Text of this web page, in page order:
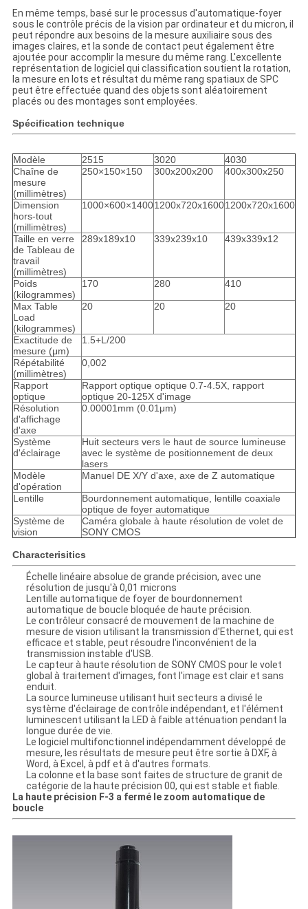
En même temps, basé sur le processus d'automatique-foyer
sous le contrôle précis de la vision par ordinateur et du micron, il
peut répondre aux besoins de la mesure auxiliaire sous des
images claires, et la sonde de contact peut également être
ajoutée pour accomplir la mesure du même rang. L'excellente
représentation de logiciel qui classification soutient la rotation,
la mesure en lots et résultat du même rang spatiaux de SPC
peut être effectuée quand des objets sont aléatoirement
placés ou des montages sont employées.
Spécification technique
Modèle 2515 3020
4030
Chaîne de
mesure
(millimètres)
250×150×150 300x200x200 400x300x250
Dimension
hors-tout
(millimètres)
1000×600×14001200x720x16001200x720x1600
Taille en verre
de Tableau de
travail
(millimètres)
289x189x10 339x239x10 439x339x12
Poids
(kilogrammes)
170 280 410
Max Table
Load
(kilogrammes)
20 20 20
Exactitude de
mesure (μm)
1.5+L/200
Répétabilité
(millimètres)
0,002
Rapport
optique
Rapport optique optique 0.7-4.5X, rapport
optique 20-125X d'image
Résolution
d'affichage
d'axe
0.00001mm (0.01μm)
Système
d'éclairage
Huit secteurs vers le haut de source lumineuse
avec le système de positionnement de deux
lasers
Modèle
d'opération
Manuel DE X/Y d'axe, axe de Z automatique
Lentille
Bourdonnement automatique, lentille coaxiale
optique de foyer automatique
Système de
vision
Caméra globale à haute résolution de volet de
SONY CMOS
Characterisitics
Échelle linéaire absolue de grande précision, avec une
résolution de jusqu'à 0,01 microns
Lentille automatique de foyer de bourdonnement
automatique de boucle bloquée de haute précision.
Le contrôleur consacré de mouvement de la machine de
mesure de vision utilisant la transmission d'Ethernet, qui est
efficace et stable, peut résoudre l'inconvénient de la
transmission instable d'USB.
Le capteur à haute résolution de SONY CMOS pour le volet
global à traitement d'images, font l'image est clair et sans
enduit.
La source lumineuse utilisant huit secteurs a divisé le
système d'éclairage de contrôle indépendant, et l'élément
luminescent utilisant la LED à faible atténuation pendant la
longue durée de vie.
Le logiciel multifonctionnel indépendamment développé de
mesure, les résultats de mesure peut être sortie à DXF, à
Word, à Excel, à pdf et à d'autres formats.
La colonne et la base sont faites de structure de granit de
catégorie de la haute précision 00, qui est stable et fiable.
La haute précision F-3 a fermé le zoom automatique de
boucle